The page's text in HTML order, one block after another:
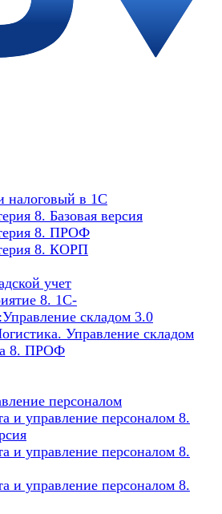
налоговый в 1С
8. Базовая версия
8. ПРОФ
8. КОРП
учет
8. 1С-
складом 3.0
Управление складом
8. ПРОФ
персоналом
и управление персоналом 8.
и управление персоналом 8.
и управление персоналом 8.